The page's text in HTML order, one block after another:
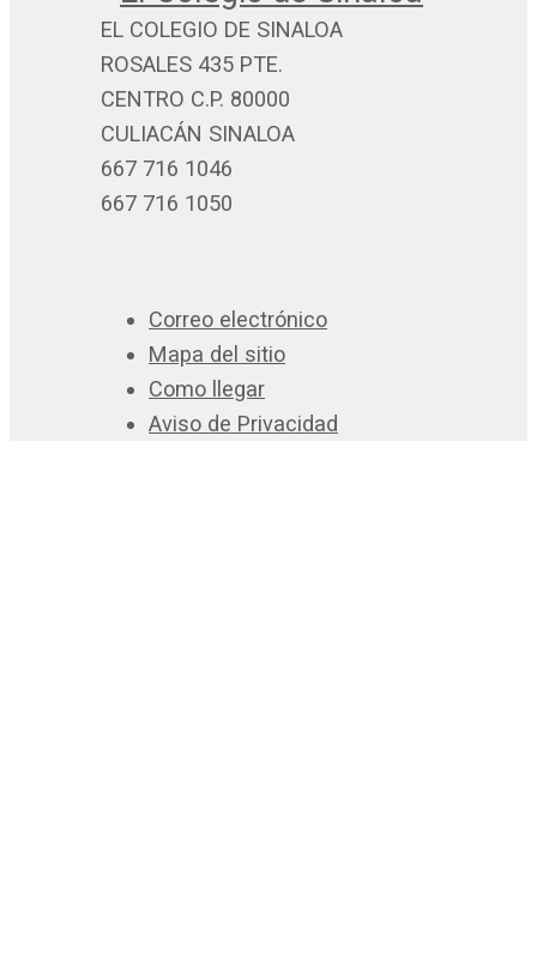
EL COLEGIO DE SINALOA
ROSALES 435 PTE.
CENTRO C.P. 80000
CULIACÁN SINALOA
667 716 1046
667 716 1050
Correo electrónico
Mapa del sitio
Como llegar
Aviso de Privacidad